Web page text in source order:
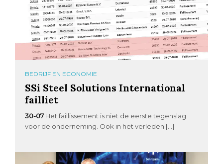
BEDRIJF EN ECONOMIE
SSi Steel Solutions International
failliet
30-07 Het faillissement is niet de eerste tegenslag
voor de onderneming. Ook in het verleden […]